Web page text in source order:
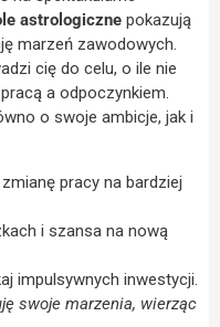
astrologiczne pokazują
marzeń zawodowych.
cię do celu, o ile nie
a odpoczynkiem.
o swoje ambicje, jak i
pracy na bardziej
i szansa na nową
impulsywnych inwestycji.
swoje marzenia, wierząc